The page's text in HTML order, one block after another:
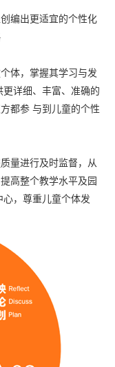
编出更适宜的个性化
体，掌握其学习与发
详细、丰富、准确的
都参 与到儿童的个性
量进行及时监督，从
高整个教学水平及园
，尊重儿童个体发